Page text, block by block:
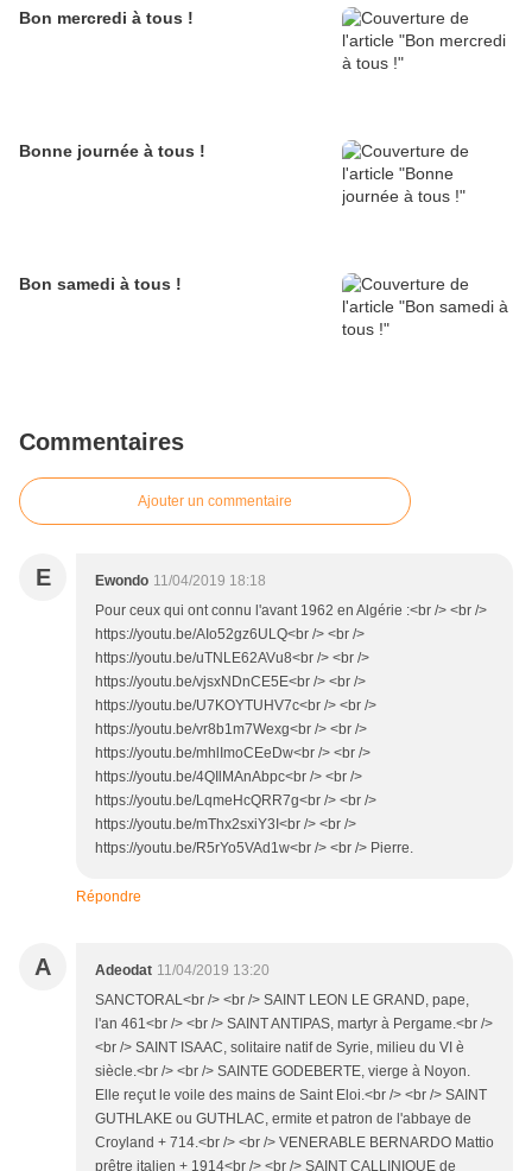
Bon mercredi à tous !
Bonne journée à tous !
Bon samedi à tous !
Commentaires
Ajouter un commentaire
E Ewondo 11/04/2019 18:18
Pour ceux qui ont connu l'avant 1962 en Algérie :<br /> <br />
https://youtu.be/AIo52gz6ULQ<br /> <br />
https://youtu.be/uTNLE62AVu8<br /> <br />
https://youtu.be/vjsxNDnCE5E<br /> <br />
https://youtu.be/U7KOYTUHV7c<br /> <br />
https://youtu.be/vr8b1m7Wexg<br /> <br />
https://youtu.be/mhlImoCEeDw<br /> <br />
https://youtu.be/4QIlMAnAbpc<br /> <br />
https://youtu.be/LqmeHcQRR7g<br /> <br />
https://youtu.be/mThx2sxiY3I<br /> <br />
https://youtu.be/R5rYo5VAd1w<br /> <br /> Pierre.
Répondre
A Adeodat 11/04/2019 13:20
SANCTORAL<br /> <br /> SAINT LEON LE GRAND, pape,
l'an 461<br /> <br /> SAINT ANTIPAS, martyr à Pergame.<br />
<br /> SAINT ISAAC, solitaire natif de Syrie, milieu du VI è
siècle.<br /> <br /> SAINTE GODEBERTE, vierge à Noyon.
Elle reçut le voile des mains de Saint Eloi.<br /> <br /> SAINT
GUTHLAKE ou GUTHLAC, ermite et patron de l'abbaye de
Croyland + 714.<br /> <br /> VENERABLE BERNARDO Mattio
prêtre italien + 1914<br /> <br /> SAINT CALLINIQUE de